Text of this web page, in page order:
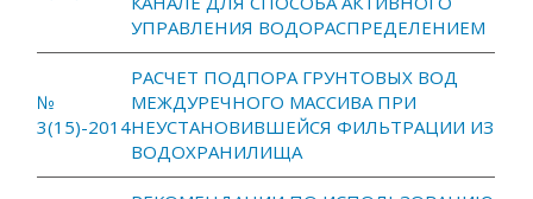
УПРАВЛЕНИЯ ВОДОРАСПРЕДЕЛЕНИЕМ
№
3(15)-2014
РАСЧЕТ ПОДПОРА ГРУНТОВЫХ ВОД
МЕЖДУРЕЧНОГО МАССИВА ПРИ
НЕУСТАНОВИВШЕЙСЯ ФИЛЬТРАЦИИ ИЗ
ВОДОХРАНИЛИЩА